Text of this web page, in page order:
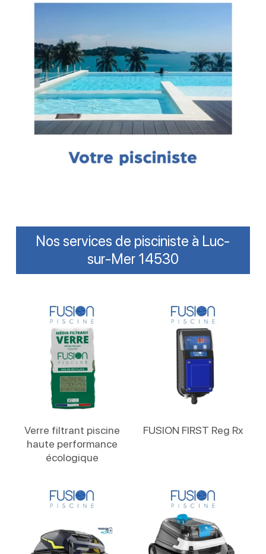
Nos services de pisciniste à Luc-
sur-Mer 14530
Verre filtrant piscine
haute performance
écologique
FUSION FIRST Reg Rx